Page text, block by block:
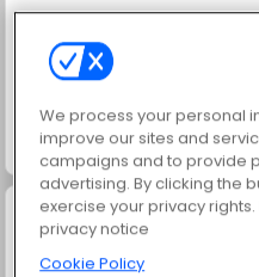
Frizzle Fraz 6
We process your personal
improve our sites and
campaigns and to provide
advertising. By clicking the
exercise your privacy
privacy notice
Cookie Policy